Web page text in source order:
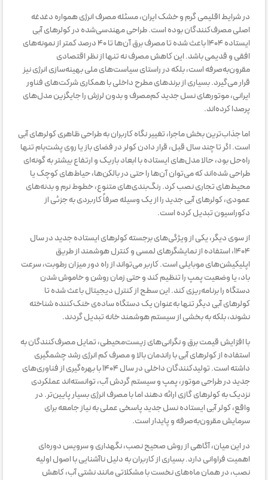
در شرایط اقلیمی گرم و خشک ایران، مسئله مصرف انرژی همواره دغدغه
اصلی مصرف‌کنندگان بوده است. طراحی مهندسی‌شده در کولرهای آبی
ایستاده ۱۴۰۴ باعث شده تا مصرف برق آن‌ها تا ۴۰ درصد کمتر از نمونه‌های
افقی و قدیمی باشد. این کاهش مصرف نه تنها از نظر اقتصادی
مقرون‌به‌صرفه است، بلکه در راستای سیاست‌های ملی بهینه‌سازی انرژی نیز
قرار می‌گیرد. بسیاری از برندهای مطرح داخلی با همکاری شرکت‌های فناور
ایرانی، موتورهای نسل جدید کم‌مصرف و بدون لرزش را جایگزین مدل‌های
پرصدا کرده‌اند.
اما جذاب‌ترین بخش ماجرا، تغییر نگاه کاربران به طراحی ظاهری کولرهای آبی
است. اگر تا چند سال قبل، قرار دادن کولر در فضای باز یا روی پشت‌بام تنها
راه‌حل بود، حالا مدل‌های ایستاده با ابعاد باریک و ارتفاع بیشتر به گونه‌ای
طراحی شده‌اند که می‌توان آن‌ها را حتی در بالکن‌ها، حیاط‌های کوچک یا
محیط‌های تجاری نصب کرد. رنگ‌بندی‌های متنوع، خطوط نرم و بدنه‌های
عمودی، کولرهای آبی جدید را از یک وسیله صرفاً کاربردی به جزئی از
دکوراسیون تبدیل کرده است.
از سوی دیگر، یکی از ویژگی‌های برجسته کولرهای ایستاده جدید در سال
۱۴۰۴، استفاده از نمایشگرهای لمسی و کنترل هوشمند از طریق
اپلیکیشن‌های موبایلی است. کاربر می‌تواند از راه دور میزان رطوبت، سرعت
باد، یا وضعیت پمپ را تنظیم کند و حتی زمان روشن و خاموش شدن
دستگاه را برنامه‌ریزی کند. این سطح از کنترل دیجیتال باعث شده تا
کولرهای آبی دیگر تنها به‌عنوان یک دستگاه ساده‌ی خنک‌کننده شناخته
نشوند، بلکه به بخشی از سیستم هوشمند خانه تبدیل گردند.
با افزایش قیمت برق و نگرانی‌های زیست‌محیطی، تمایل مصرف‌کنندگان به
استفاده از کولرهای آبی با راندمان بالا و مصرف کم انرژی رشد چشمگیری
داشته است. تولیدکنندگان داخلی در سال ۱۴۰۴ با بهره‌گیری از فناوری‌های
جدید در طراحی موتور، پمپ و سیستم گردش آب، توانسته‌اند عملکردی
نزدیک به کولرهای گازی ارائه دهند اما با مصرف انرژی بسیار پایین‌تر. در
واقع، کولر آبی ایستاده نسل جدید پاسخی عملی به نیاز جامعه برای
سرمایش مقرون‌به‌صرفه و پایدار است.
در این میان، آگاهی از روش صحیح نصب، نگهداری و سرویس دوره‌ای
اهمیت فراوانی دارد. بسیاری از کاربران به دلیل ناآشنایی با اصول اولیه
نصب، در همان ماه‌های نخست با مشکلاتی مانند نشتی آب، کاهش